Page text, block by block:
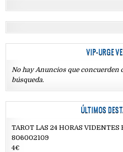
VIP-URGE
No hay Anuncios que concuerden
búsqueda.
ÚLTIMOS
TAROT LAS 24 HORAS VIDENTES
806002109
4€